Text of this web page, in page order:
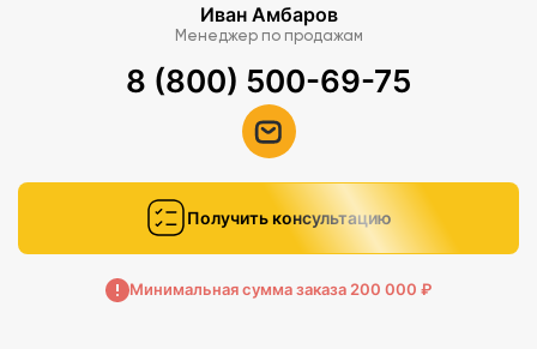
Иван Амбаров
Менеджер по продажам
8 (800) 500-69-75
Получить консультацию
Минимальная сумма заказа 200 000 ₽